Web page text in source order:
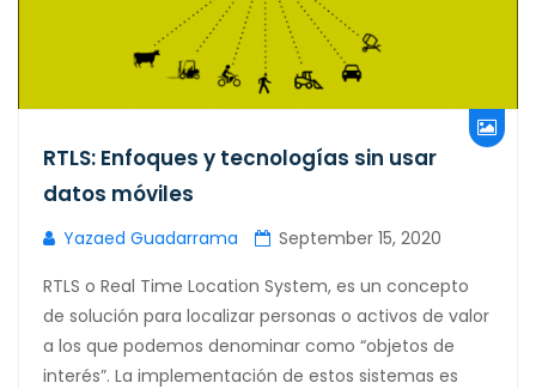
RTLS: Enfoques y tecnologías sin usar
datos móviles
Yazaed Guadarrama
September 15, 2020
RTLS o Real Time Location System, es un concepto
de solución para localizar personas o activos de valor
a los que podemos denominar como “objetos de
interés”. La implementación de estos sistemas es